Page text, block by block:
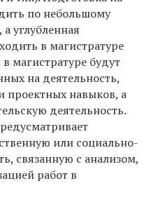
по небольшому
углубленная
в магистратуре
магистратуре будут
на деятельность,
проектных навыков, а
деятельность.
или социально-
связанную с анализом,
работ в